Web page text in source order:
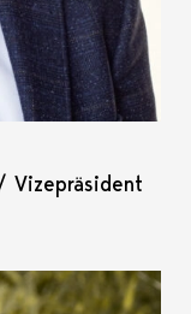
Vizepräsident